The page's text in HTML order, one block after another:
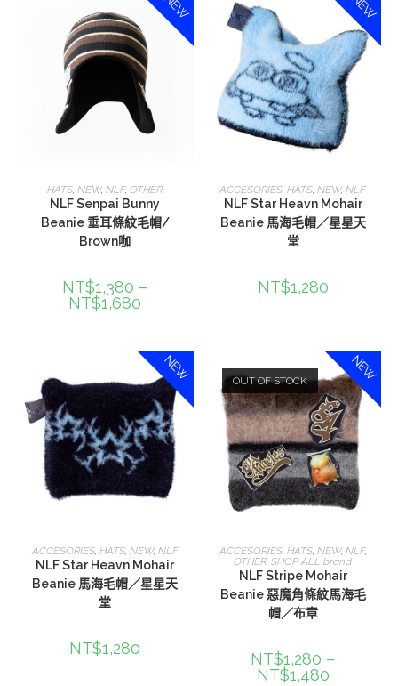
NEW
選擇規格
HATS,NEW,NLF,OTHER
NLF Senpai Bunny
Beanie 垂耳條紋毛帽/
Brown咖
NT$1,380 –
NT$1,680
NEW
加入購物車
ACCESORIES,HATS,NEW,NLF
NLF Star Heavn Mohair
Beanie 馬海毛帽／星星天
堂
NT$1,280
NEW
加入購物車
ACCESORIES, HATS, NEW, NLF
NLF Star Heavn Mohair
Beanie 馬海毛帽／星星天
堂
NT$1,280
NEW
OUT OF STOCK
選擇規格
ACCESORIES, HATS, NEW, NLF,
OTHER,SHOP ALL brand
NLF Stripe Mohair
Beanie 惡魔角條紋馬海毛
帽／布章
NT$1,280 –
NT$1,480